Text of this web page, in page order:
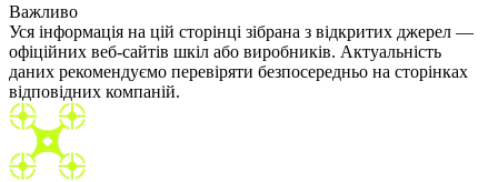
Важливо
Уся інформація на цій сторінці зібрана з відкритих джерел —
офіційних веб-сайтів шкіл або виробників. Актуальність
даних рекомендуємо перевіряти безпосередньо на сторінках
відповідних компаній.